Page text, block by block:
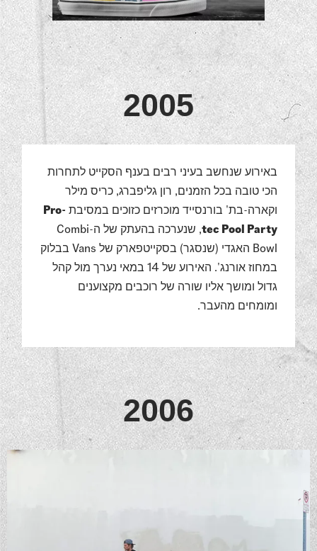
2005
באירוע שנחשב בעיני רבים בענף הסקייט לתחרות
הכי טובה בכל הזמנים, רון גליפברג, כריס מילר
וקארה-בת' בורנסייד מוכרזים כזוכים במסיבת Pro-
tec Pool Party
, שנערכה בהעתק של ה-Combi
Bowl האגדי (שנסגר) בסקייטפארק של Vans בבלוק
במחוז אורנג'. האירוע של 14 במאי נערך מול קהל
גדול ומושך אליו שורה של רוכבים מקצוענים
ומומחים מהעבר.
2006